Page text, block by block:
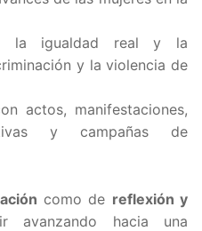
la igualdad real y la
y la violencia de
actos, manifestaciones,
y campañas de
como de reflexión y
avanzando hacia una